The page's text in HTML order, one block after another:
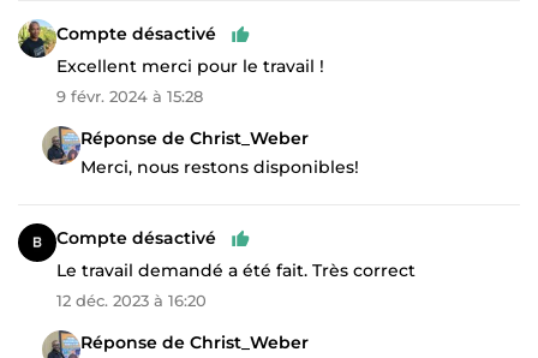
Compte désactivé
Excellent merci pour le travail !
9 févr. 2024 à 15:28
Réponse de Christ_Weber
Merci, nous restons disponibles!
Compte désactivé
Le travail demandé a été fait. Très correct
12 déc. 2023 à 16:20
Réponse de Christ_Weber